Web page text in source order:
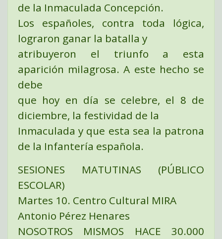
de la Inmaculada Concepción.
Los españoles, contra toda lógica,
lograron ganar la batalla y
atribuyeron el triunfo a esta
aparición milagrosa. A este hecho se
debe
que hoy en día se celebre, el 8 de
diciembre, la festividad de la
Inmaculada y que esta sea la patrona
de la Infantería española.
SESIONES MATUTINAS (PÚBLICO
ESCOLAR)
Martes 10. Centro Cultural MIRA
Antonio Pérez Henares
NOSOTROS MISMOS HACE 30.000